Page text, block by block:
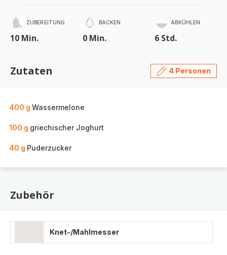
ZUBEREITUNG
10 Min.
BACKEN
0 Min.
ABKÜHLEN
6 Std.
Zutaten 4 Personen
400 g Wassermelone
100 g griechischer Joghurt
40 g Puderzucker
Zubehör
Knet-/Mahlmesser